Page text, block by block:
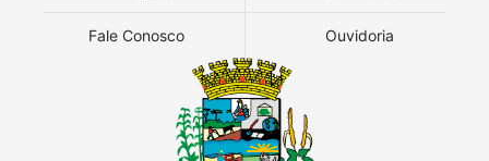
Fale Conosco Ouvidoria